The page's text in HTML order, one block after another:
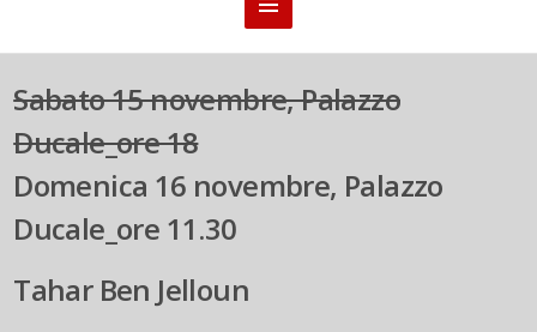
Sabato 15 novembre, Palazzo
Ducale_ore 18
Domenica 16 novembre, Palazzo
Ducale_ore 11.30
Tahar Ben Jelloun